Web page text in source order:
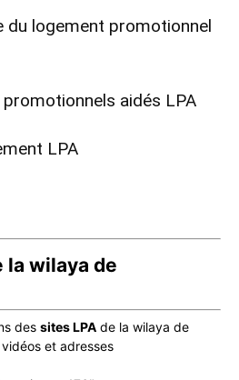
du logement promotionnel
aidés LPA
LPA
la wilaya de
des sites LPA de la wilaya de
et adresses